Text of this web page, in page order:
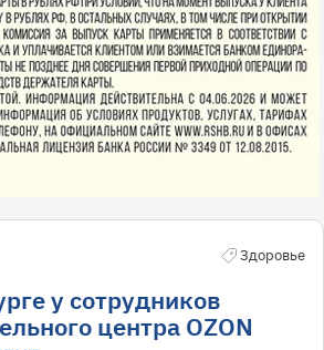
Здоровье
у сотрудников
центра OZON